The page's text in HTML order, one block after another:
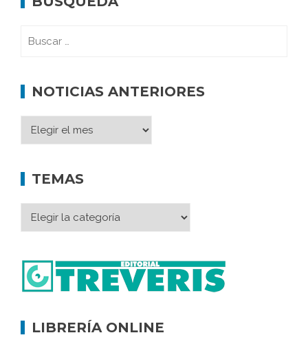
NOTICIAS ANTERIORES
TEMAS
LIBRERÍA ONLINE